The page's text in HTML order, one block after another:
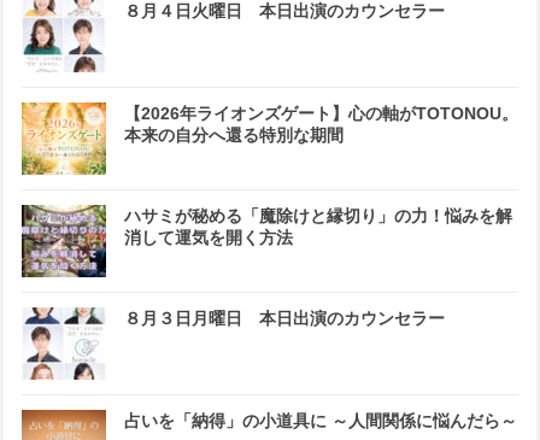
８月４日火曜日 本日出演のカウンセラー
【2026年ライオンズゲート】心の軸がTOTONOU。
本来の自分へ還る特別な期間
ハサミが秘める「魔除けと縁切り」の力！悩みを解
消して運気を開く方法
８月３日月曜日 本日出演のカウンセラー
占いを「納得」の小道具に ～人間関係に悩んだら～